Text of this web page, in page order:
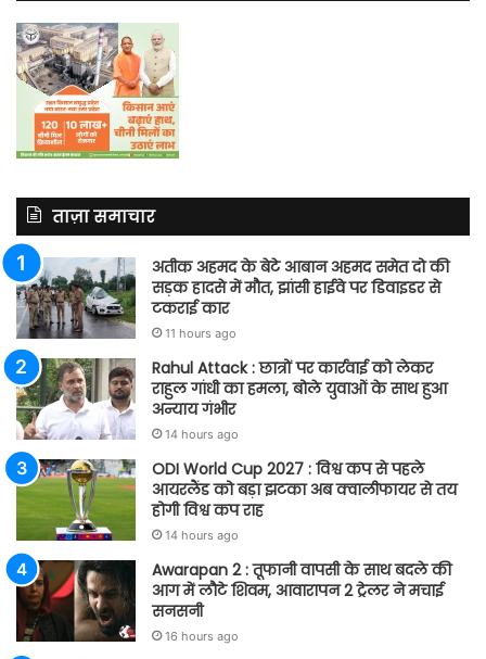
ताज़ा समाचार
अतीक अहमद के बेटे आबान अहमद समेत दो की
सड़क हादसे में मौत, झांसी हाईवे पर डिवाइडर से
टकराई कार
11 hours ago
Rahul Attack : छात्रों पर कार्रवाई को लेकर
राहुल गांधी का हमला, बोले युवाओं के साथ हुआ
अन्याय गंभीर
14 hours ago
ODI World Cup 2027 : विश्व कप से पहले
आयरलैंड को बड़ा झटका अब क्वालीफायर से तय
होगी विश्व कप राह
14 hours ago
Awarapan 2 : तूफानी वापसी के साथ बदले की
आग में लौटे शिवम, आवारापन 2 ट्रेलर ने मचाई
सनसनी
16 hours ago